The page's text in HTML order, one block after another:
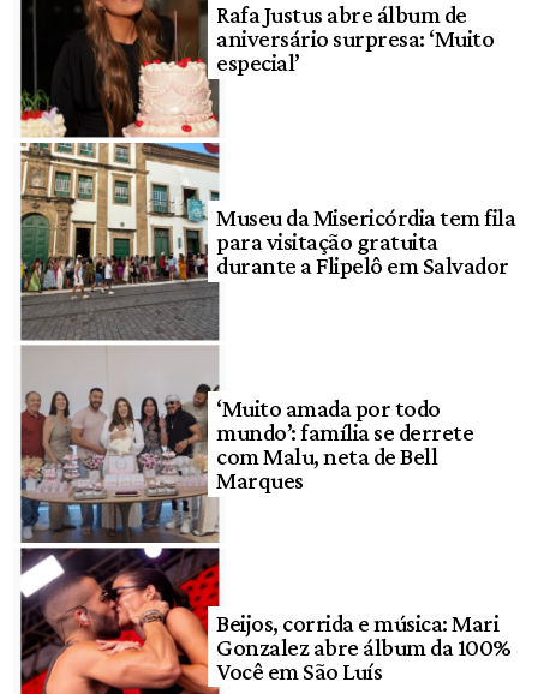
Rafa Justus abre álbum de
aniversário surpresa: ‘Muito
especial’
Museu da Misericórdia tem fila
para visitação gratuita
durante a Flipelô em Salvador
‘Muito amada por todo
mundo’: família se derrete
com Malu, neta de Bell
Marques
Beijos, corrida e música: Mari
Gonzalez abre álbum da 100%
Você em São Luís